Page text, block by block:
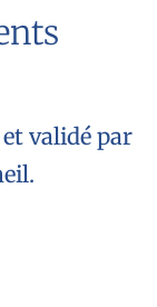
validé par